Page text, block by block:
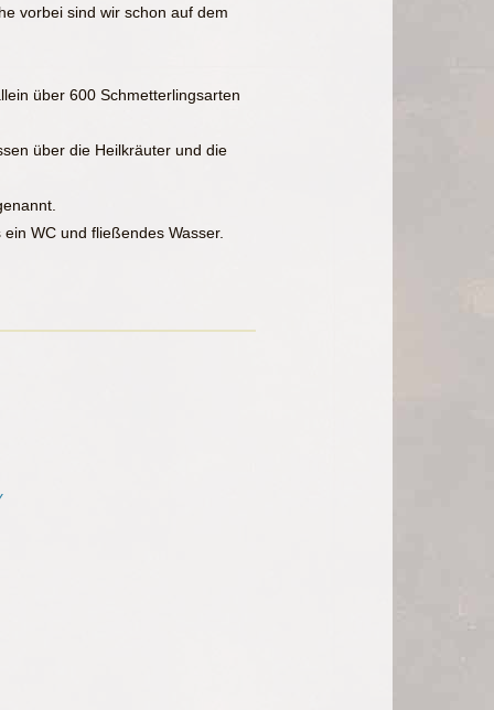
vorbei sind wir schon auf dem
über 600 Schmetterlingsarten
über die Heilkräuter und die
WC und fließendes Wasser.